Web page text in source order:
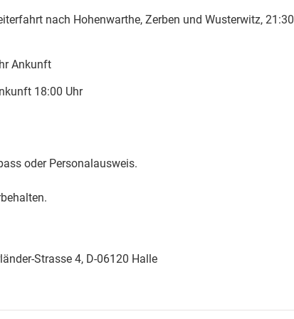
nach Hohenwarthe, Zerben und Wusterwitz,
Ankunft
18:00 Uhr
oder Personalausweis.
Strasse 4, D-06120 Halle